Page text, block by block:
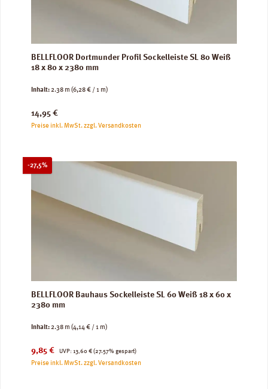
BELLFLOOR Dortmunder Profil Sockelleiste SL 80 Weiß
18 x 80 x 2380 mm
Inhalt:2.38 m (6,28 € / 1 m)
Regulärer Preis:
14,95 €
Preise inkl. MwSt. zzgl. Versandkosten
-27,5%Rabatt
BELLFLOOR Bauhaus Sockelleiste SL 60 Weiß 18 x 60 x
2380 mm
Inhalt:2.38 m (4,14 € / 1 m)
Verkaufspreis:
9,85 € UVP:
Regulärer Preis:
13,60 € (27.57% gespart)
Preise inkl. MwSt. zzgl. Versandkosten